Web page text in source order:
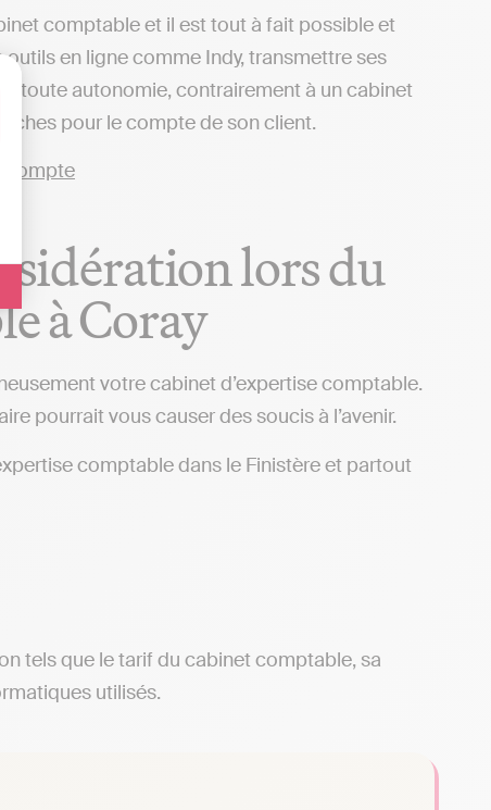
vos Options
comptable et il est tout à fait possible et
en ligne comme Indy, transmettre ses
toute autonomie, contrairement à un cabinet
pour le compte de son client.
lors du
à Coray
votre cabinet d’expertise comptable.
pourrait vous causer des soucis à l’avenir.
comptable dans le Finistère et partout
tels que le tarif du cabinet comptable, sa
utilisés.